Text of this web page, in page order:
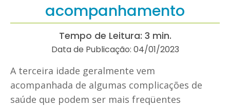
acompanhamento
Tempo de Leitura: 3 min.
Data de Publicação: 04/01/2023
A terceira idade geralmente vem
acompanhada de algumas complicações de
saúde que podem ser mais freqüentes